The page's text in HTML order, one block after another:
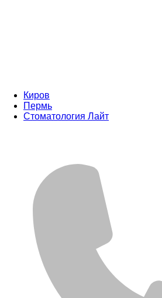
Киров
Пермь
Стоматология Лайт